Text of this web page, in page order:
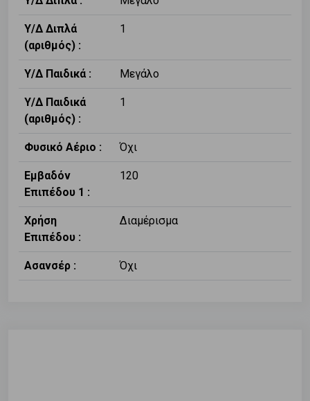
Υ/Δ Διπλά
(αριθμός) :
1
Υ/Δ Παιδικά : Μεγάλο
Υ/Δ Παιδικά
(αριθμός) :
1
Φυσικό Αέριο : Όχι
Εμβαδόν
Επιπέδου 1 :
120
Χρήση
Επιπέδου :
Διαμέρισμα
Ασανσέρ : Όχι